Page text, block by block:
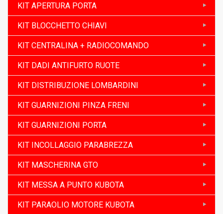
KIT APERTURA PORTA
KIT BLOCCHETTO CHIAVI
KIT CENTRALINA + RADIOCOMANDO
KIT DADI ANTIFURTO RUOTE
KIT DISTRIBUZIONE LOMBARDINI
KIT GUARNIZIONI PINZA FRENI
KIT GUARNIZIONI PORTA
KIT INCOLLAGGIO PARABREZZA
KIT MASCHERINA GTO
KIT MESSA A PUNTO KUBOTA
KIT PARAOLIO MOTORE KUBOTA